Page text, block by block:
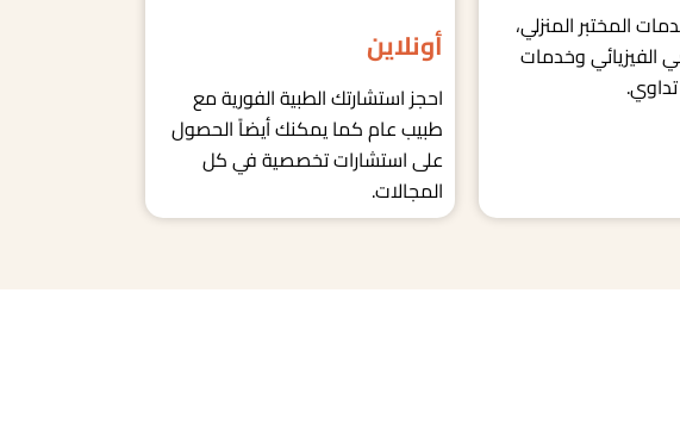
المختبر المنزلي،
الفيزيائي وخدمات
أونلاين
احجز استشارتك الطبية الفورية مع
طبيب عام كما يمكنك أيضاً الحصول
على استشارات تخصصية في كل
المجالات.